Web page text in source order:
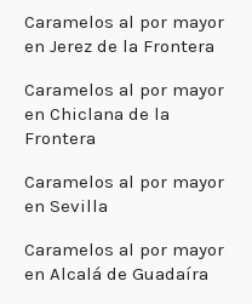
Caramelos al por mayor
en Jerez de la Frontera
Caramelos al por mayor
en Chiclana de la
Frontera
Caramelos al por mayor
en Sevilla
Caramelos al por mayor
en Alcalá de Guadaíra